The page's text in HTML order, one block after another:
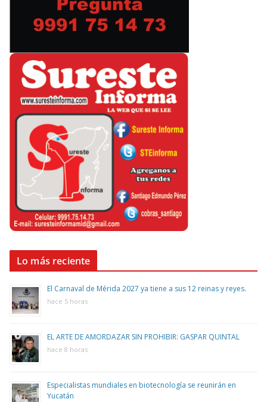
Lo más reciente
El Carnaval de Mérida 2027 ya tiene a sus 12 reinas y reyes.
hace 5 horas
EL ARTE DE AMORDAZAR SIN PROHIBIR: GASPAR QUINTAL
hace 8 horas
Especialistas mundiales en biotecnología se reunirán en
Yucatán